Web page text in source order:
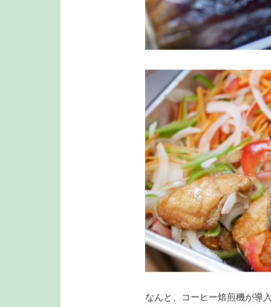
なんと、コーヒー焙煎機が導